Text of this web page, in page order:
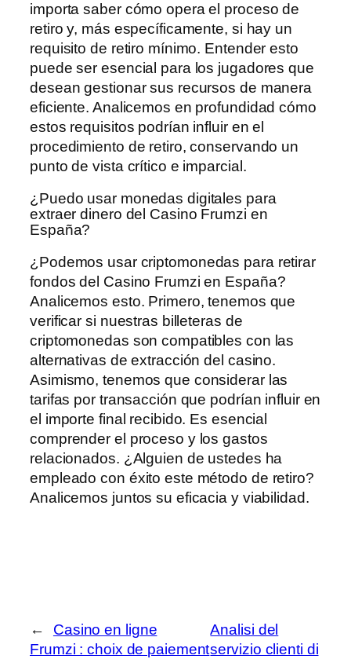
importa saber cómo opera el proceso de
retiro y, más específicamente, si hay un
requisito de retiro mínimo. Entender esto
puede ser esencial para los jugadores que
desean gestionar sus recursos de manera
eficiente. Analicemos en profundidad cómo
estos requisitos podrían influir en el
procedimiento de retiro, conservando un
punto de vista crítico e imparcial.
¿Puedo usar monedas digitales para
extraer dinero del Casino Frumzi en
España?
¿Podemos usar criptomonedas para retirar
fondos del Casino Frumzi en España?
Analicemos esto. Primero, tenemos que
verificar si nuestras billeteras de
criptomonedas son compatibles con las
alternativas de extracción del casino.
Asimismo, tenemos que considerar las
tarifas por transacción que podrían influir en
el importe final recibido. Es esencial
comprender el proceso y los gastos
relacionados. ¿Alguien de ustedes ha
empleado con éxito este método de retiro?
Analicemos juntos su eficacia y viabilidad.
←
Casino en ligne
Frumzi : choix de paiement
Analisi del
servizio clienti di